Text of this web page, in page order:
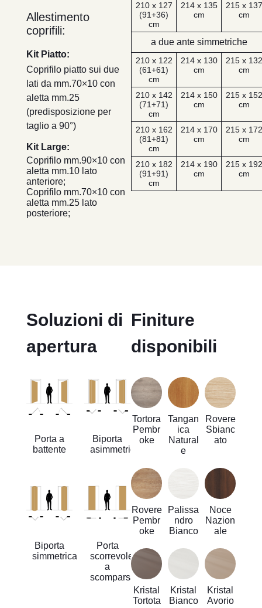
210 x 127
(91+36)
cm
214 x 135
cm
215 x
cm
a due ante simmetriche
210 x 122
(61+61)
cm
214 x 130
cm
215 x
cm
210 x 142
(71+71)
cm
214 x 150
cm
215 x
cm
210 x 162
(81+81)
cm
214 x 170
cm
215 x
cm
210 x 182
(91+91)
cm
214 x 190
cm
215 x
cm
Allestimento
coprifili:
Kit Piatto:
Coprifilo piatto sui due
lati da mm.70×10 con
aletta mm.25
(predisposizione per
taglio a 90°)
Kit Large:
Coprifilo mm.90×10 con
aletta mm.10 lato
anteriore;
Coprifilo mm.70×10 con
aletta mm.25 lato
posteriore;
Soluzioni di
apertura
Porta a
battente
Biporta
asimmetrica
Biporta
simmetrica
Porta
scorrevole
a
scomparsa
Finiture
disponibili
Tortora
Pembr
oke
Tangan
ica
Natural
e
Rovere
Sbianc
ato
Rovere
Pembr
oke
Palissa
ndro
Bianco
Noce
Nazion
ale
Kristal
Tortota
Kristal
Bianco
Kristal
Avorio